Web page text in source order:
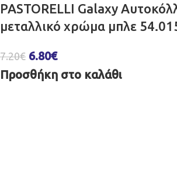
PASTORELLI Galaxy
μεταλλικό χρώμα μπλε
7.20€ 6.80€
Προσθήκη στο καλάθι